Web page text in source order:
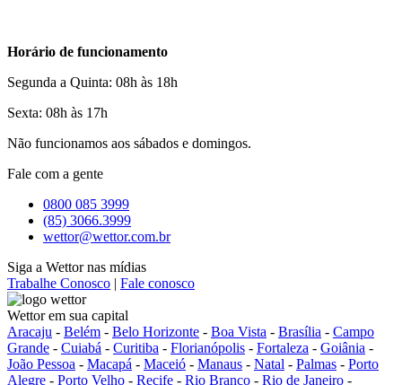
Horário de funcionamento
Segunda a Quinta: 08h às 18h
Sexta: 08h às 17h
Não funcionamos aos sábados e domingos.
Fale com a gente
0800 085 3999
(85) 3066.3999
wettor@wettor.com.br
Siga a Wettor nas mídias
Trabalhe Conosco | Fale conosco
Wettor em sua capital
Aracaju - Belém - Belo Horizonte - Boa Vista - Brasília - Campo
Grande - Cuiabá - Curitiba - Florianópolis - Fortaleza - Goiânia -
João Pessoa - Macapá - Maceió - Manaus - Natal - Palmas - Porto
Alegre - Porto Velho - Recife - Rio Branco - Rio de Janeiro -